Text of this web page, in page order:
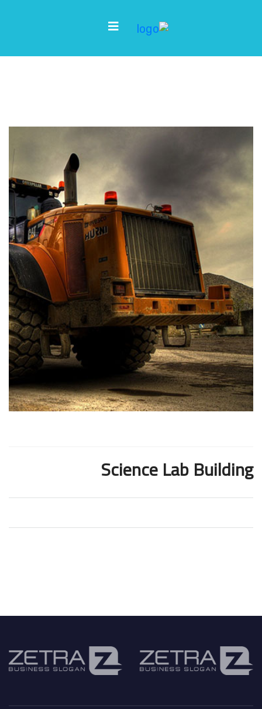
Science Lab Building